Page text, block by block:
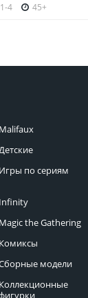
1-4 45+
Malifaux
Игры по сериям
Infinity
Magic the Gathering
Комиксы
модели
Коллекционные